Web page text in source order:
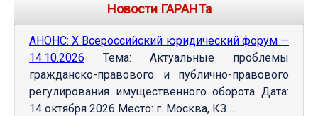
Новости ГАРАНТа
АНОНС: Х Всероссийский юридический форум —
14.10.2026 Тема: Актуальные проблемы
гражданско-правового и публично-правового
регулирования имущественного оборота Дата:
14 октября 2026 Место: г. Москва, КЗ ...